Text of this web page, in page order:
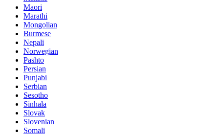
Maori
Marathi
Mongolian
Burmese
Nepali
Norwegian
Pashto
Persian
Punjabi
Serbian
Sesotho
Sinhala
Slovak
Slovenian
Somali